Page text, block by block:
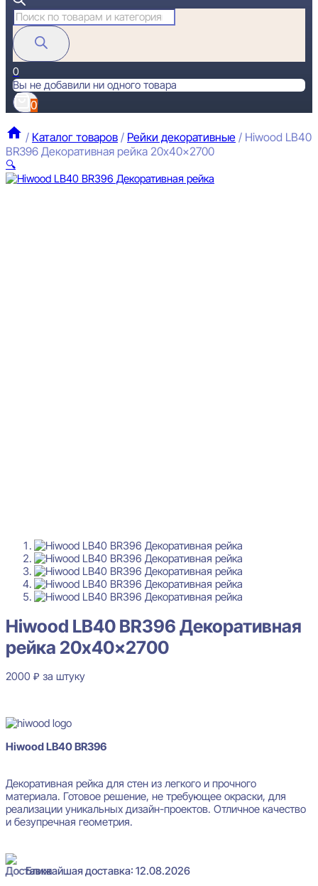
Поиск
товаров
0
Вы не добавили ни одного товара
0
/ Каталог товаров / Рейки декоративные / Hiwood LB40
BR396 Декоративная рейка 20x40x2700
🔍
Hiwood LB40 BR396 Декоративная
рейка 20x40x2700
2000 ₽ за штуку
Hiwood LB40 BR396
Декоративная рейка для стен из легкого и прочного
материала. Готовое решение, не требующее окраски, для
реализации уникальных дизайн-проектов. Отличное качество
и безупречная геометрия.
Ближайшая доставка: 12.08.2026